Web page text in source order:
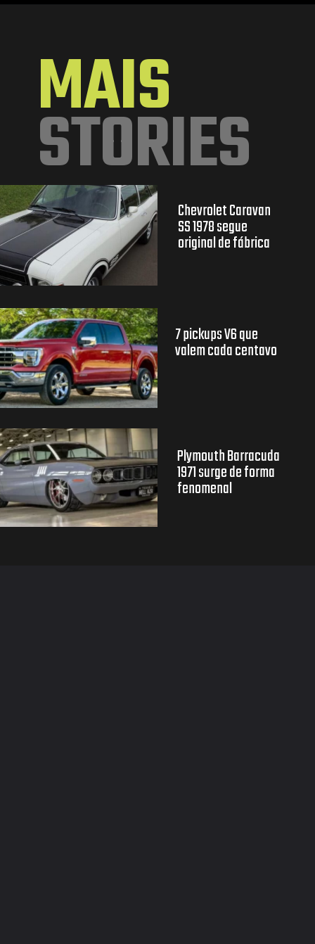
MAIS
STORIES
Chevrolet Caravan
SS 1978 segue
original de fábrica
7 pickups V6 que
valem cada centavo
Plymouth Barracuda
1971 surge de forma
fenomenal